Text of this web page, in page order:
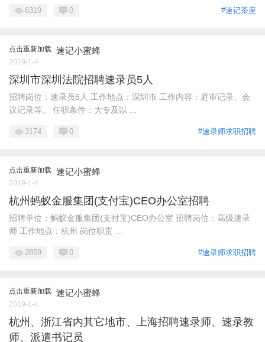
#速记茶座
6319 0
点击重新加载 速记小蜜蜂
2019-1-4
深圳市深圳法院招聘速录员5人
招聘岗位：速录员5人 工作地点：深圳市 工作内容：庭审记录、会
议记录等。 任职条件：大专及以 ...
#速录师求职招聘
3174 0
点击重新加载 速记小蜜蜂
2019-1-4
杭州蚂蚁金服集团(支付宝)CEO办公室招聘
招聘单位：蚂蚁金服集团(支付宝)CEO办公室 招聘岗位：高级速录
师 工作地点：杭州 岗位职责 ...
#速录师求职招聘
2859 0
点击重新加载 速记小蜜蜂
2019-1-4
杭州、浙江省内其它地市、上海招聘速录师、速录教
师、派遣书记员